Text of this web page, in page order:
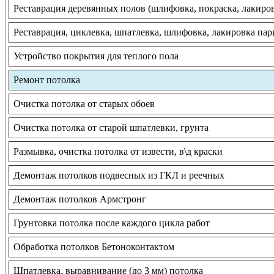
Реставрация деревянных полов (шлифовка, покраска,
Реставрация, циклевка, шпатлевка, шлифовка, лакировка
Устройство покрытия для теплого пола
Ремонт потолка
Очистка потолка от старых обоев
Очистка потолка от старой шпатлевки, грунта
Размывка, очистка потолка от извести, в\д краски
Демонтаж потолков подвесных из ГКЛ и реечных
Демонтаж потолков Армстронг
Грунтовка потолка после каждого цикла работ
Обработка потолков Бетоноконтактом
Шпатлевка, выравнивание (до 3 мм) потолка